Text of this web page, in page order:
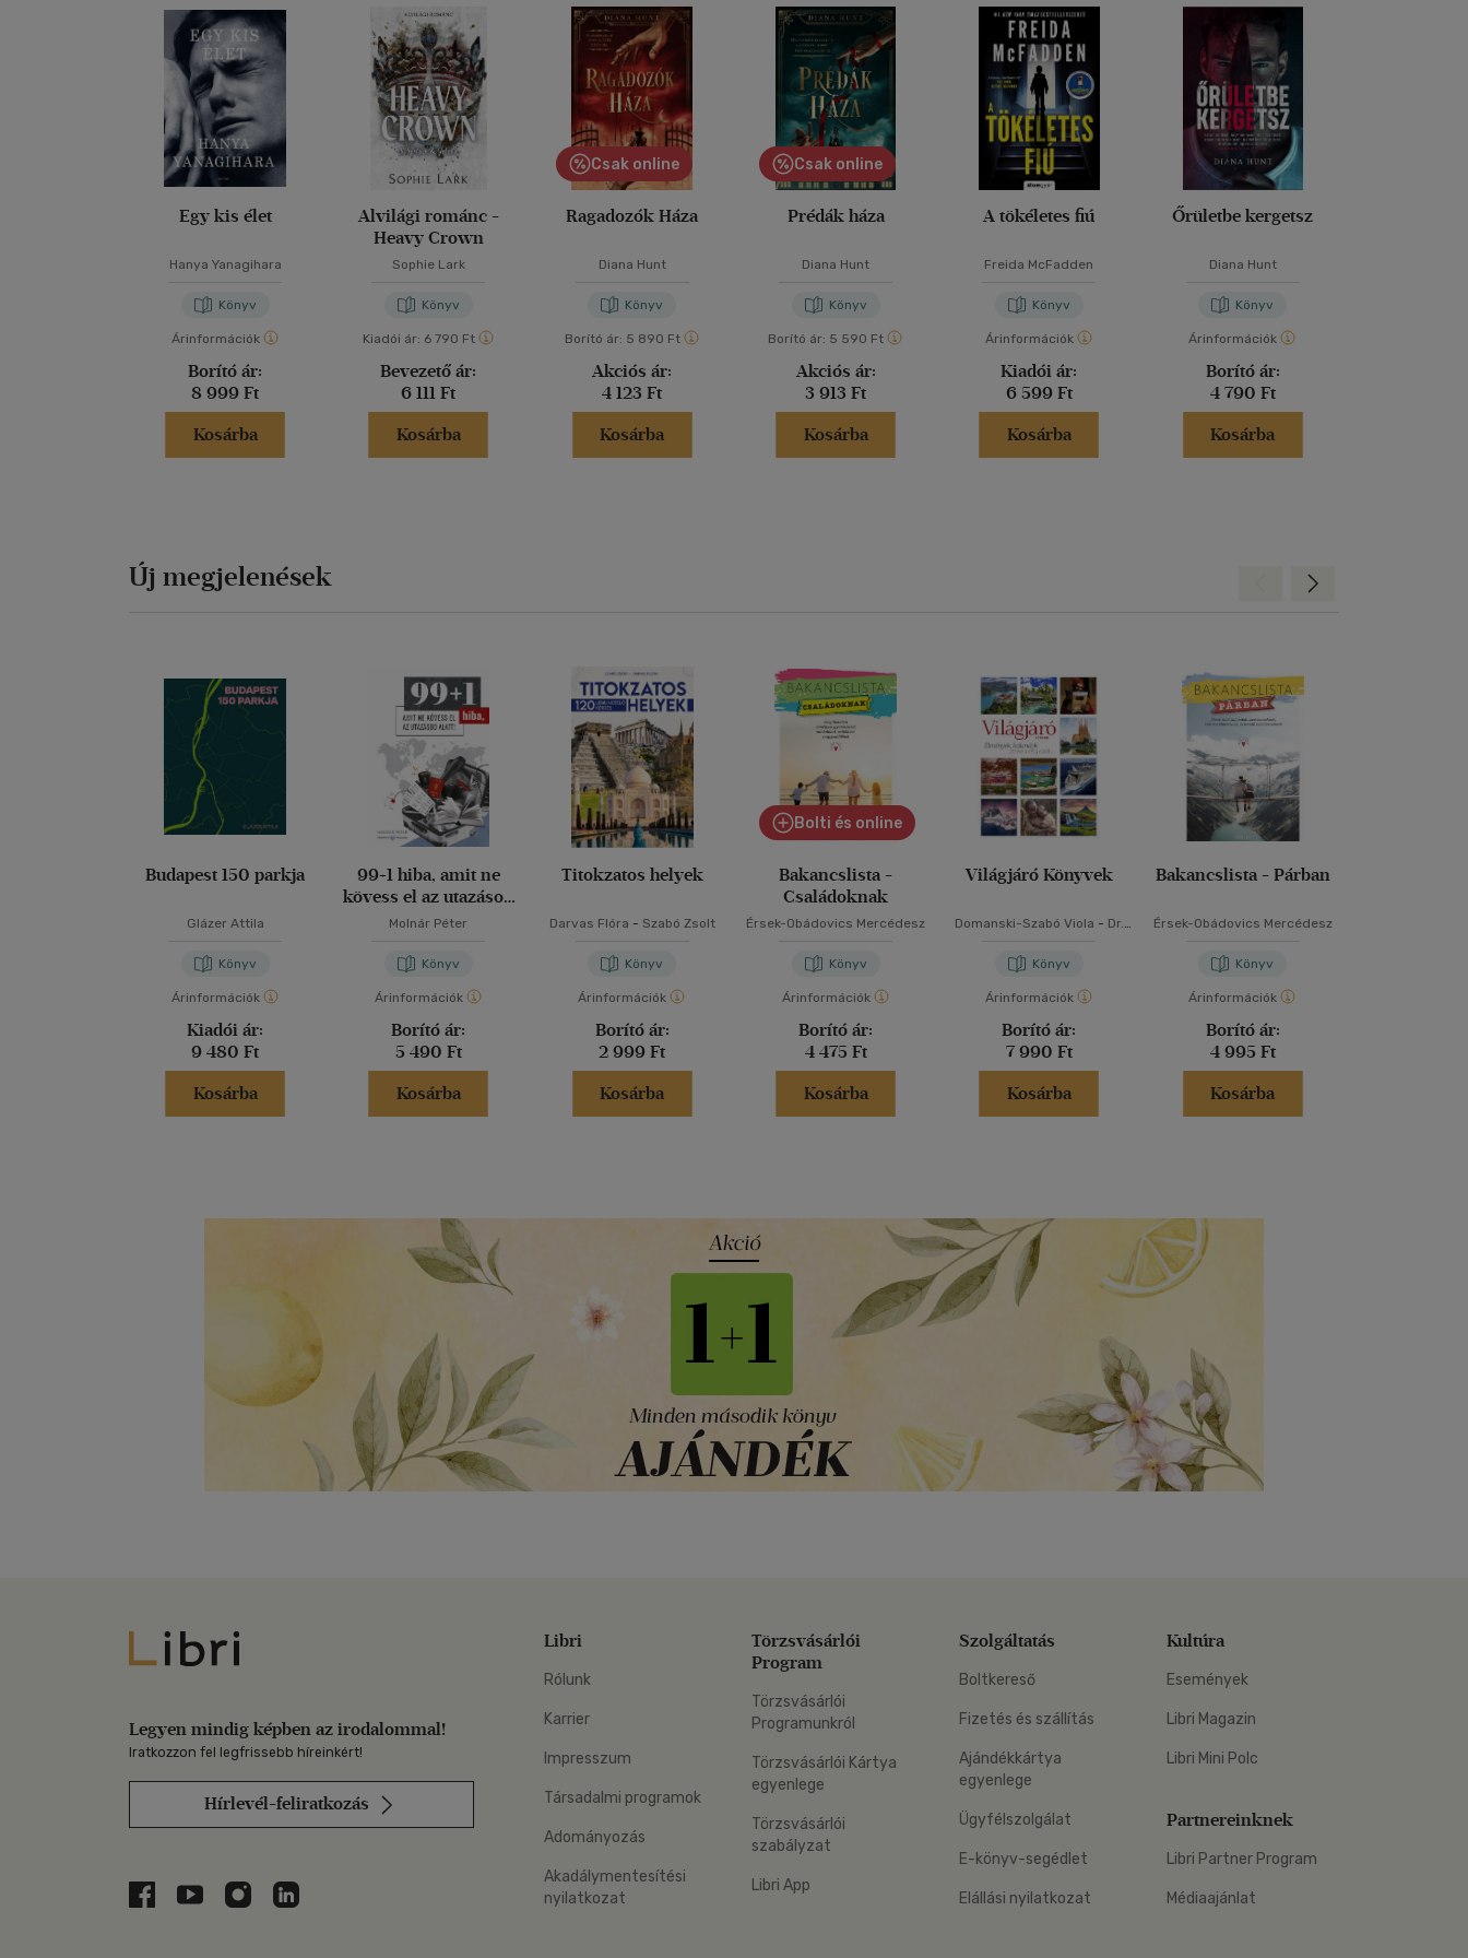
Egy kis élet
Hanya Yanagihara
Könyv
Árinformációk
Borító ár:
8 999 Ft
Kosárba
Alvilági románc -
Heavy Crown
Sophie Lark
Könyv
Kiadói ár: 6 790 Ft
Bevezető ár:
6 111 Ft
Kosárba
Csak online
Ragadozók Háza
Diana Hunt
Könyv
Borító ár: 5 890 Ft
Akciós ár:
4 123 Ft
Kosárba
Csak online
Prédák háza
Diana Hunt
Könyv
Borító ár: 5 590 Ft
Akciós ár:
3 913 Ft
Kosárba
A tökéletes fiú
Freida McFadden
Könyv
Árinformációk
Kiadói ár:
6 599 Ft
Kosárba
Őrületbe kergetsz
Diana Hunt
Könyv
Árinformációk
Borító ár:
4 790 Ft
Kosárba
Új megjelenések
Budapest 150 parkja
Glázer Attila
Könyv
Árinformációk
Kiadói ár:
9 480 Ft
Kosárba
99+1 hiba, amit ne
kövess el az utazásod
alatt!
Molnár Péter
Könyv
Árinformációk
Borító ár:
5 490 Ft
Kosárba
Titokzatos helyek
Darvas Flóra - Szabó Zsolt
Könyv
Árinformációk
Borító ár:
2 999 Ft
Kosárba
Bolti és online
Bakancslista -
Családoknak
Érsek-Obádovics Mercédesz
Könyv
Árinformációk
Borító ár:
4 475 Ft
Kosárba
Világjáró Könyvek
Domanski-Szabó Viola - Dr.
Jakubinyi Sándor
Szabó Virág
Könyv
Árinformációk
Borító ár:
7 990 Ft
Kosárba
Bakancslista - Párban
Érsek-Obádovics Mercédesz
Könyv
Árinformációk
Borító ár:
4 995 Ft
Kosárba
Előre
Libri
Legyen mindig képben az irodalommal!
Iratkozzon fel legfrissebb híreinkért!
Hírlevél-feliratkozás
Libri a Facebookon
Libri a Youtube-on
Libri az Instagramon
Libri a LinkedInen
Libri
Rólunk
Karrier
Impresszum
Társadalmi programok
Adományozás
Akadálymentesítési
nyilatkozat
Törzsvásárlói
Program
Törzsvásárlói
Programunkról
Törzsvásárlói Kártya
egyenlege
Törzsvásárlói
szabályzat
Libri App
Szolgáltatás
Boltkereső
Fizetés és szállítás
Ajándékkártya
egyenlege
Ügyfélszolgálat
E-könyv-segédlet
Elállási nyilatkozat
Kultúra
Események
Libri Magazin
Libri Mini Polc
Partnereinknek
Libri Partner Program
Médiaajánlat